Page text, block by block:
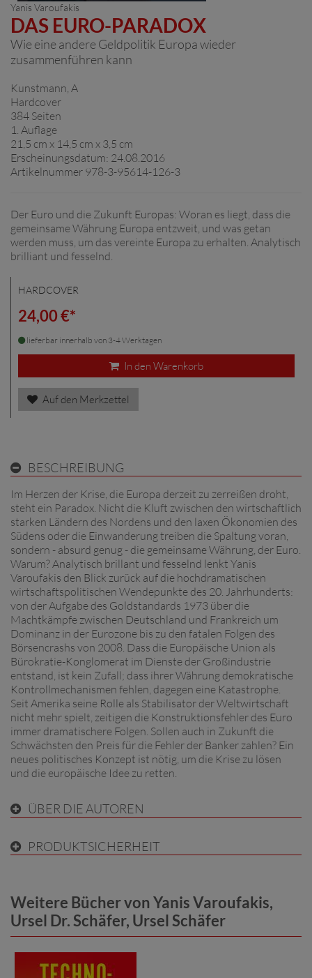
Yanis Varoufakis
DAS EURO-PARADOX
Wie eine andere Geldpolitik Europa wieder
zusammenführen kann
Kunstmann, A
Hardcover
384 Seiten
1. Auflage
21,5 cm x 14,5 cm x 3,5 cm
Erscheinungsdatum: 24.08.2016
Artikelnummer 978-3-95614-126-3
Der Euro und die Zukunft Europas: Woran es liegt, dass die
gemeinsame Währung Europa entzweit, und was getan
werden muss, um das vereinte Europa zu erhalten. Analytisch
brilliant und fesselnd.
HARDCOVER
24,00 €*
lieferbar innerhalb von 3-4 Werktagen
In den Warenkorb
Auf den Merkzettel
BESCHREIBUNG
Im Herzen der Krise, die Europa derzeit zu zerreißen droht,
steht ein Paradox. Nicht die Kluft zwischen den wirtschaftlich
starken Ländern des Nordens und den laxen Ökonomien des
Südens oder die Einwanderung treiben die Spaltung voran,
sondern - absurd genug - die gemeinsame Währung, der Euro.
Warum? Analytisch brillant und fesselnd lenkt Yanis
Varoufakis den Blick zurück auf die hochdramatischen
wirtschaftspolitischen Wendepunkte des 20. Jahrhunderts:
von der Aufgabe des Goldstandards 1973 über die
Machtkämpfe zwischen Deutschland und Frankreich um
Dominanz in der Eurozone bis zu den fatalen Folgen des
Börsencrashs von 2008. Dass die Europäische Union als
Bürokratie-Konglomerat im Dienste der Großindustrie
entstand, ist kein Zufall; dass ihrer Währung demokratische
Kontrollmechanismen fehlen, dagegen eine Katastrophe.
Seit Amerika seine Rolle als Stabilisator der Weltwirtschaft
nicht mehr spielt, zeitigen die Konstruktionsfehler des Euro
immer dramatischere Folgen. Sollen auch in Zukunft die
Schwächsten den Preis für die Fehler der Banker zahlen? Ein
neues politisches Konzept ist nötig, um die Krise zu lösen
und die europäische Idee zu retten.
ÜBER DIE AUTOREN
PRODUKTSICHERHEIT
Weitere Bücher von Yanis Varoufakis,
Ursel Dr. Schäfer, Ursel Schäfer